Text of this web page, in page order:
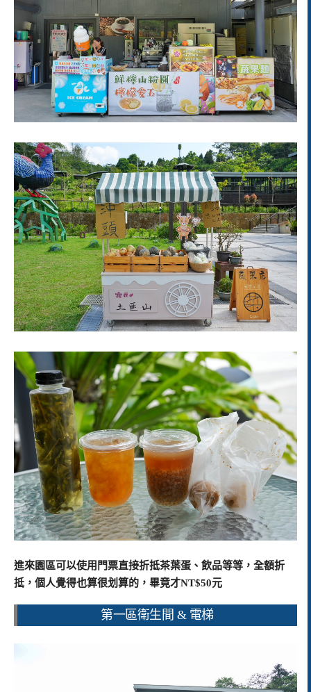
進來園區可以使用門票直接折抵茶葉蛋、飲品等等，全額折
抵，個人覺得也算很划算的，畢竟才NT$50元
第一區衛生間 & 電梯